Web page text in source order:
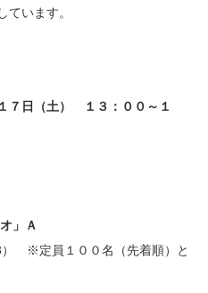
います。
７日（土） １３：００～１
」Ａ
※定員１００名（先着順）と